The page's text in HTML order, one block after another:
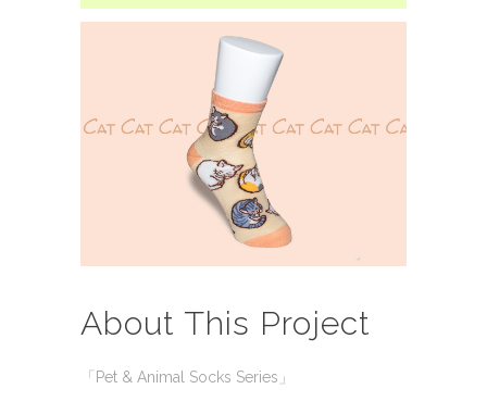
About This Project
「Pet & Animal Socks Series」